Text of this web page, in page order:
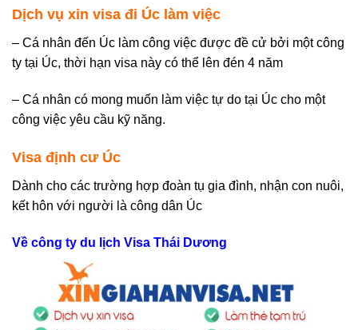
Dịch vụ xin visa đi Úc làm việc
– Cá nhân đến Úc làm công việc được đề cử bởi một công
ty tại Úc, thời hạn visa này có thể lên đén 4 năm
– Cá nhân có mong muốn làm việc tự do tại Úc cho một
công việc yêu cầu kỹ năng.
Visa định cư Úc
Dành cho các trường hợp đoàn tụ gia đình, nhận con nuôi,
kết hôn với người là công dân Úc
Về công ty du lịch Visa Thái Dương